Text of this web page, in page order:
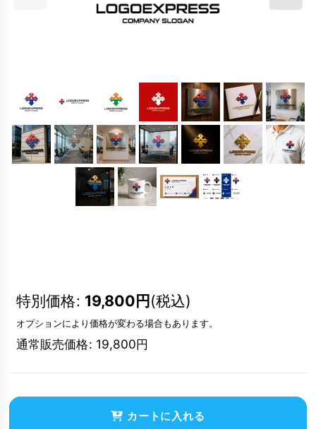
特別価格: 19,800円(税込)
オプションにより価格が変わる場合もあります。
通常販売価格: 19,800円
カートに入れる